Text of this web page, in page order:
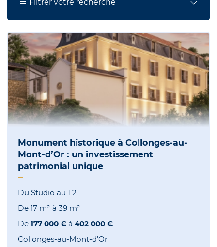
Filtrer votre recherche
Monument historique à Collonges-au-
Mont-d’Or : un investissement
patrimonial unique
Du Studio au T2
De 17 m² à 39 m²
De 177 000 € à 402 000 €
Collonges-au-Mont-d’Or